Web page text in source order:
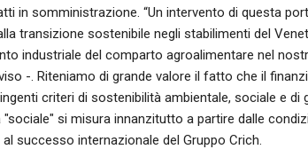
in somministrazione. “Un intervento di questa
transizione sostenibile negli stabilimenti del
industriale del comparto agroalimentare nel
-. Riteniamo di grande valore il fatto che il
criteri di sostenibilità ambientale, sociale e di
si misura innanzitutto a partire dalle
successo internazionale del Gruppo Crich.